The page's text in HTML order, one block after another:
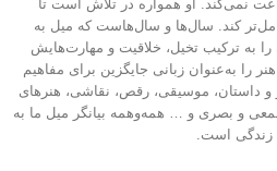
نمی‌کند. او همواره در تلاش است تا
کند. سال‌ها و سال‌هاست که میل به
را به ترکیب تخیل، خلاقیت و مهارت‌هایش
را به‌عنوان زبانی جایگزین برای مفاهیم
داستان، موسیقی، رقص، نقاشی، هنرهای
و بصری و … همه‌وهمه بیانگر میل ما به
زندگی است.